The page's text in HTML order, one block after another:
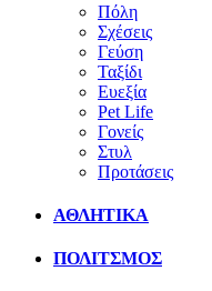
Πόλη
Σχέσεις
Γεύση
Ταξίδι
Ευεξία
Pet Life
Γονείς
Στυλ
Προτάσεις
ΑΘΛΗΤΙΚΑ
ΠΟΛΙΤΣΜΟΣ